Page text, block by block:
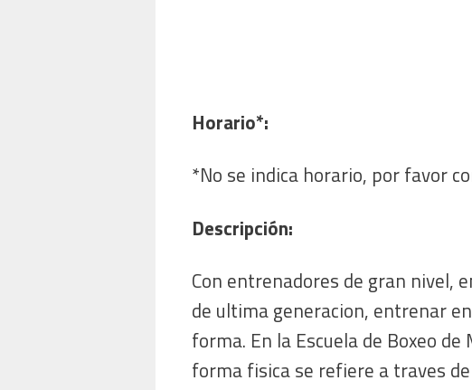
Horario*:
*No se indica horario, por favor
Descripción:
Con entrenadores de gran nivel,
de ultima generacion, entrenar
forma. En la Escuela de Boxeo
forma fisica se refiere a traves